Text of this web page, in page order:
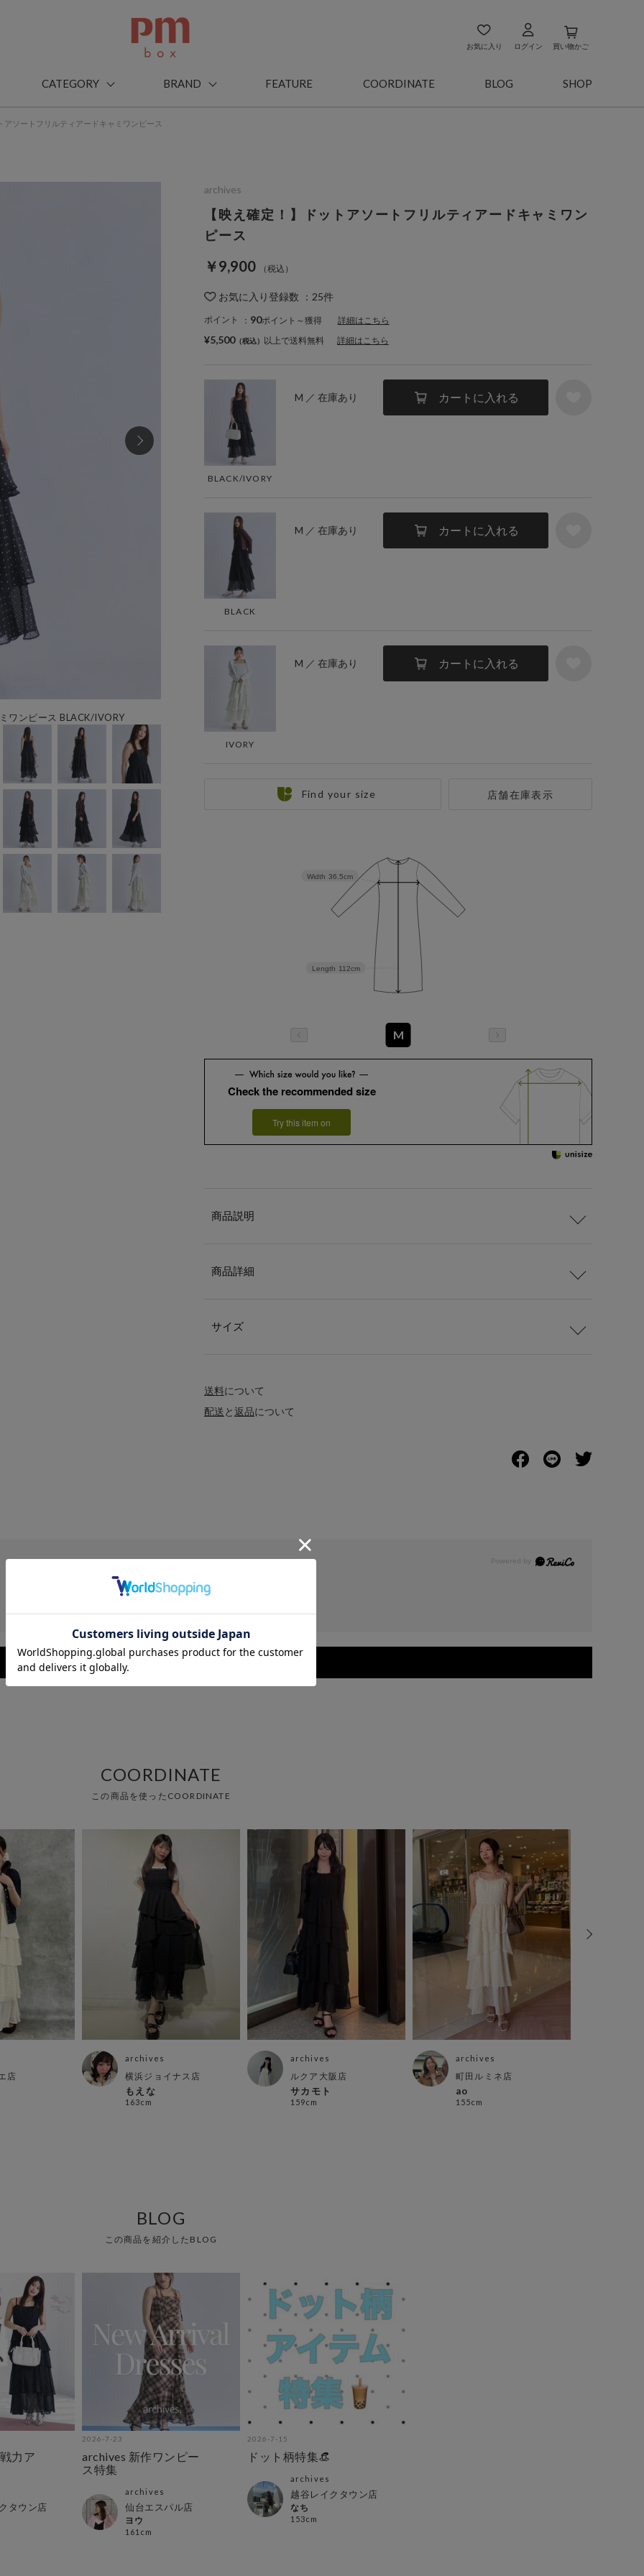
お気に入り ログイン 買い物かご
CATEGORY BRAND FEATURE COORDINATE BLOG SHOP
アソートフリルティアードキャミワンピース
ワンピース BLACK/IVORY
【映え確定！】ドットアソートフリルティアードキャミワン
ピース
￥9,900
お気に入り登録数 ： 25件
ポイント ： 90ポイント～獲得 詳細はこちら
BLACK/IVORY
M ／ 在庫あり カートに入れる
BLACK
M ／ 在庫あり カートに入れる
IVORY
M ／ 在庫あり カートに入れる
店舗在庫表示
archives
¥5,500 以上で送料無料 詳細はこちら
Find your size
Length 112cm
Width 36.5cm
M
Check the recommended size
Try this item on
商品説明
商品詳細
サイズ
送料について
配送と返品について
レビューを見る
COORDINATE
この商品を使ったCOORDINATE
店
archives
横浜ジョイナス店
もえな
163cm
archives
ルクア大阪店
サカモト
159cm
archives
町田ルミネ店
ao
155cm
BLOG
この商品を紹介したBLOG
力ア
タウン店
2026-7-23
archives 新作ワンピー
ス特集
archives
仙台エスパル店
ヨウ
161cm
2026-7-15
ドット柄特集👒
archives
越谷レイクタウン店
なち
153cm